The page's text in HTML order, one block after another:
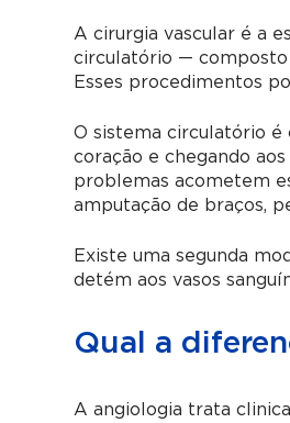
A cirurgia vascular é a
circulatório — composto
Esses procedimentos
O sistema circulatório
coração e chegando
problemas acometem
amputação de braços,
Existe uma segunda
detém aos vasos
Qual a
A angiologia trata